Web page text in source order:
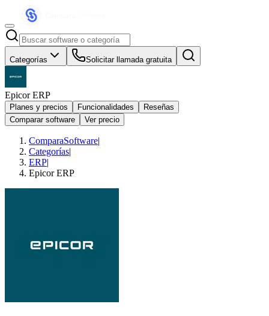
Categorías Solicitar llamada gratuita
Epicor ERP
Planes y precios Funcionalidades
Reseñas
Comparar software
Ver precio
ComparaSoftware|
Categorías|
ERP|
Epicor ERP